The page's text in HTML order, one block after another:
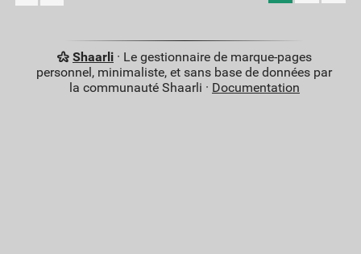
Shaarli· Le gestionnaire de marque-pages
personnel, minimaliste, et sans base de données par
la communauté Shaarli · Documentation